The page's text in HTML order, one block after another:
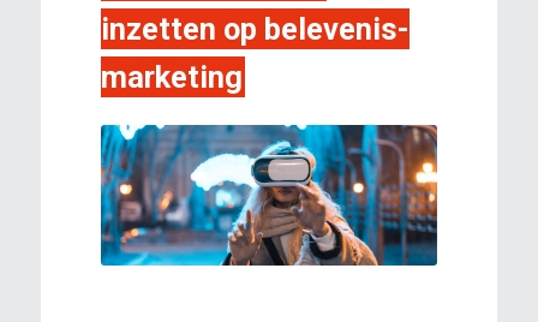
inzetten op belevenis-
marketing